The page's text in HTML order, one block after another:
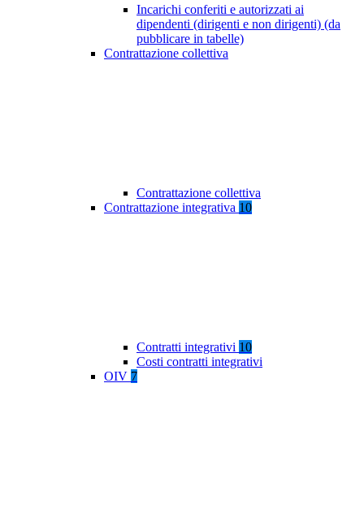
Incarichi conferiti e autorizzati ai
dipendenti (dirigenti e non dirigenti) (da
pubblicare in tabelle)
Contrattazione collettiva
Contrattazione collettiva
Contrattazione integrativa 10
Contratti integrativi 10
Costi contratti integrativi
OIV 7